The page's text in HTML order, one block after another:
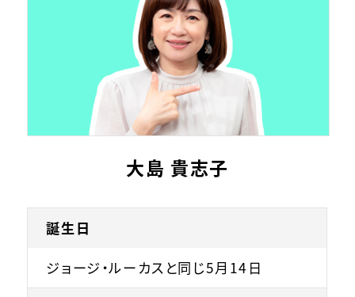
大島 貴志子
誕生日
ジョージ・ルーカスと同じ5月14日